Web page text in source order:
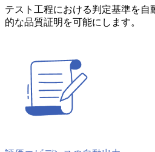
テスト工程における判定基準を自
的な品質証明を可能にします。